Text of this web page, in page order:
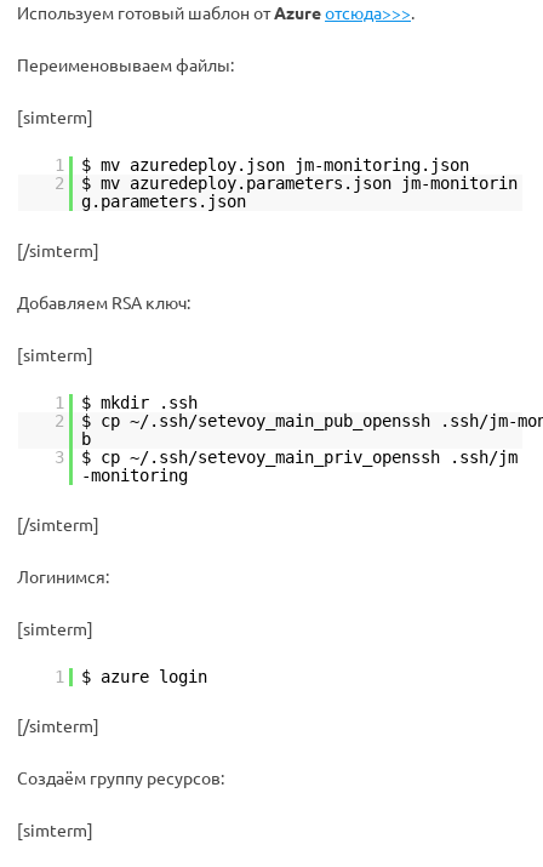
Используем готовый шаблон отAzureотсюда>>>.
Переименовываем файлы:
[simterm]
1
$ mv azuredeploy.json jm-monitoring.json
2
$ mv azuredeploy.parameters.json jm-monitorin
g.parameters.json
[/simterm]
Добавляем RSA ключ:
[simterm]
1
$ mkdir .ssh
2
$ cp ~/.ssh/setevoy_main_pub_openssh .ssh/jm-
3
$ cp ~/.ssh/setevoy_main_priv_openssh .ssh/jm
-monitoring
[/simterm]
Логинимся:
[simterm]
1 $ azure login
[/simterm]
Создаём группу ресурсов:
[simterm]